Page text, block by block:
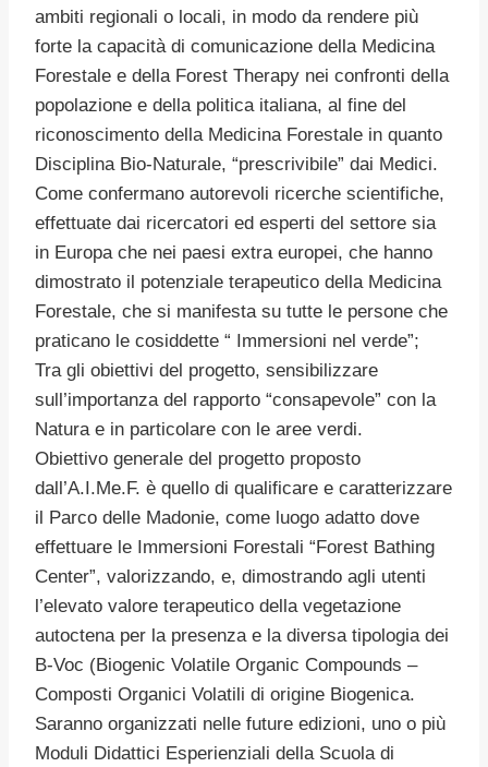
ambiti regionali o locali, in modo da rendere più
forte la capacità di comunicazione della Medicina
Forestale e della Forest Therapy nei confronti della
popolazione e della politica italiana, al fine del
riconoscimento della Medicina Forestale in quanto
Disciplina Bio-Naturale, “prescrivibile” dai Medici.
Come confermano autorevoli ricerche scientifiche,
effettuate dai ricercatori ed esperti del settore sia
in Europa che nei paesi extra europei, che hanno
dimostrato il potenziale terapeutico della Medicina
Forestale, che si manifesta su tutte le persone che
praticano le cosiddette “ Immersioni nel verde”;
Tra gli obiettivi del progetto, sensibilizzare
sull’importanza del rapporto “consapevole” con la
Natura e in particolare con le aree verdi.
Obiettivo generale del progetto proposto
dall’A.I.Me.F. è quello di qualificare e caratterizzare
il Parco delle Madonie, come luogo adatto dove
effettuare le Immersioni Forestali “Forest Bathing
Center”, valorizzando, e, dimostrando agli utenti
l’elevato valore terapeutico della vegetazione
autoctena per la presenza e la diversa tipologia dei
B-Voc (Biogenic Volatile Organic Compounds –
Composti Organici Volatili di origine Biogenica.
Saranno organizzati nelle future edizioni, uno o più
Moduli Didattici Esperienziali della Scuola di